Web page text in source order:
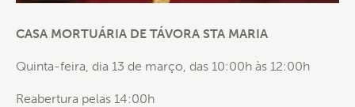
CASA MORTUÁRIA DE TÁVORA STA MARIA
Quinta-feira, dia 13 de março, das 10:00h às 12:00h
Reabertura pelas 14:00h